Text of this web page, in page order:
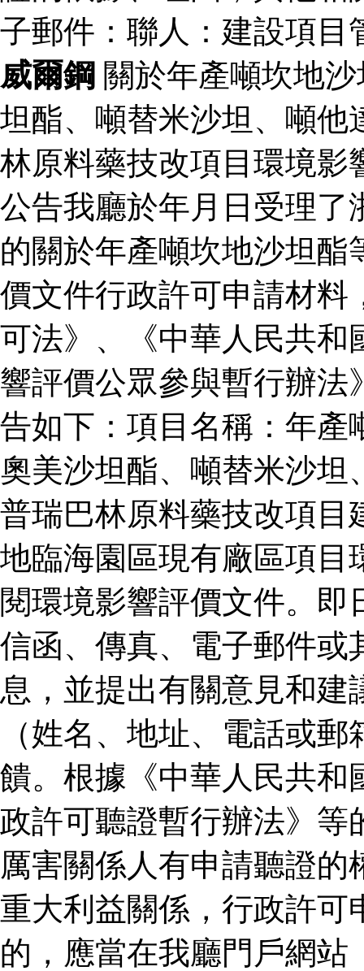
子郵件：聯人：建設項目
威爾鋼 關於年產噸坎地
坦酯、噸替米沙坦、噸他
林原料藥技改項目環境影
公告我廳於年月日受理了
的關於年產噸坎地沙坦
價文件行政許可申請材料
可法》、《中華人民共和
響評價公眾參與暫行辦法
告如下：項目名稱：年產
奧美沙坦酯、噸替米沙坦
普瑞巴林原料藥技改項目
地臨海園區現有廠區項目
閱環境影響評價文件。
信函、傳真、電子郵件或
息，並提出有關意見和
（姓名、地址、電話或
饋。根據《中華人民共和
政許可聽證暫行辦法》等
厲害關係人有申請聽證
重大利益關係，行政許可
的，應當在我廳門戶網